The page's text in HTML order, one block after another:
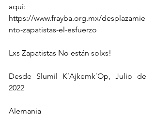
aquí:
https://www.frayba.org.mx/desplazamie
nto-zapatistas-el-esfuerzo
Lxs Zapatistas No están solxs!
Desde Slumil K´Ajkemk´Op, Julio de
2022
Alemania